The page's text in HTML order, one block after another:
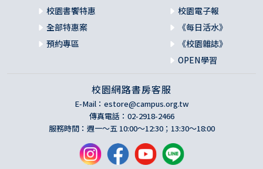
校園書饗特惠
全部特惠案
預約專區
校園電子報
《每日活水》
《校園雜誌》
OPEN學習
校園網路書房客服
E-Mail： estore@campus.org.tw
傳真電話：02-2918-2466
服務時間：週一～五 10:00～12:30；13:30～18:00